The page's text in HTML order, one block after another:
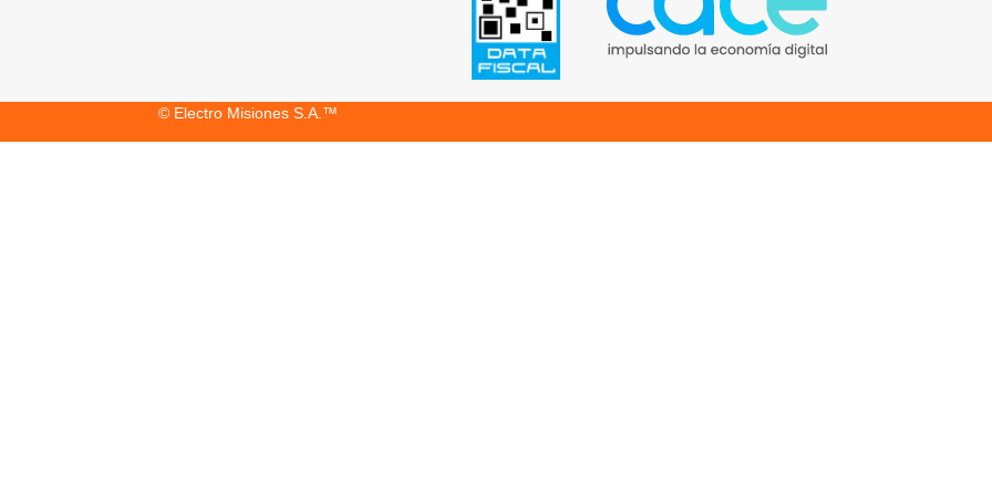
© Electro Misiones S.A.™